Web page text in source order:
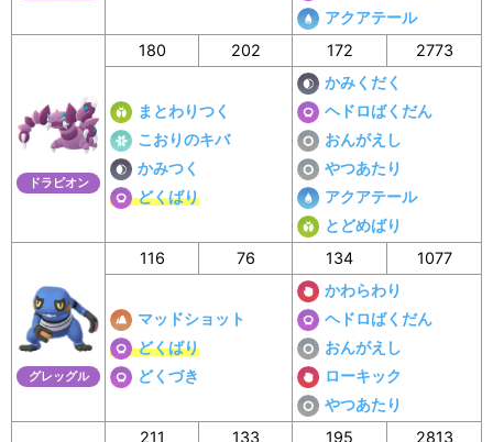
アクアテール
ドラピオン
180 202 172 2773
まとわりつく
こおりのキバ
かみつく
どくばり
かみくだく
ヘドロばくだん
おんがえし
やつあたり
アクアテール
とどめばり
グレッグル
116 76 134 1077
マッドショット
どくばり
どくづき
かわらわり
ヘドロばくだん
おんがえし
ローキック
やつあたり
211 133 195 2813